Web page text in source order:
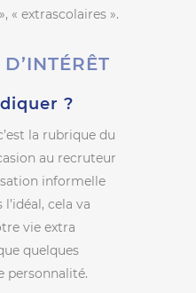
« extrascolaires ».
?
la rubrique du
au recruteur
informelle
cela va
vie extra
quelques
personnalité.